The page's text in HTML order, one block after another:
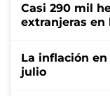
Casi 290 mil
extranjeras en
La inflación en
julio